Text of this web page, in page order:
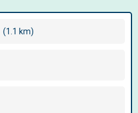
(1.1 km)